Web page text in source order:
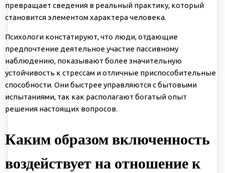
превращает сведения в реальный практику, который
становится элементом характера человека.
Психологи констатируют, что люди, отдающие
предпочтение деятельное участие пассивному
наблюдению, показывают более значительную
устойчивость к стрессам и отличные приспособительные
способности. Они быстрее управляются с бытовыми
испытаниями, так как располагают богатый опыт
решения настоящих вопросов.
Каким образом включенность
воздействует на отношение к